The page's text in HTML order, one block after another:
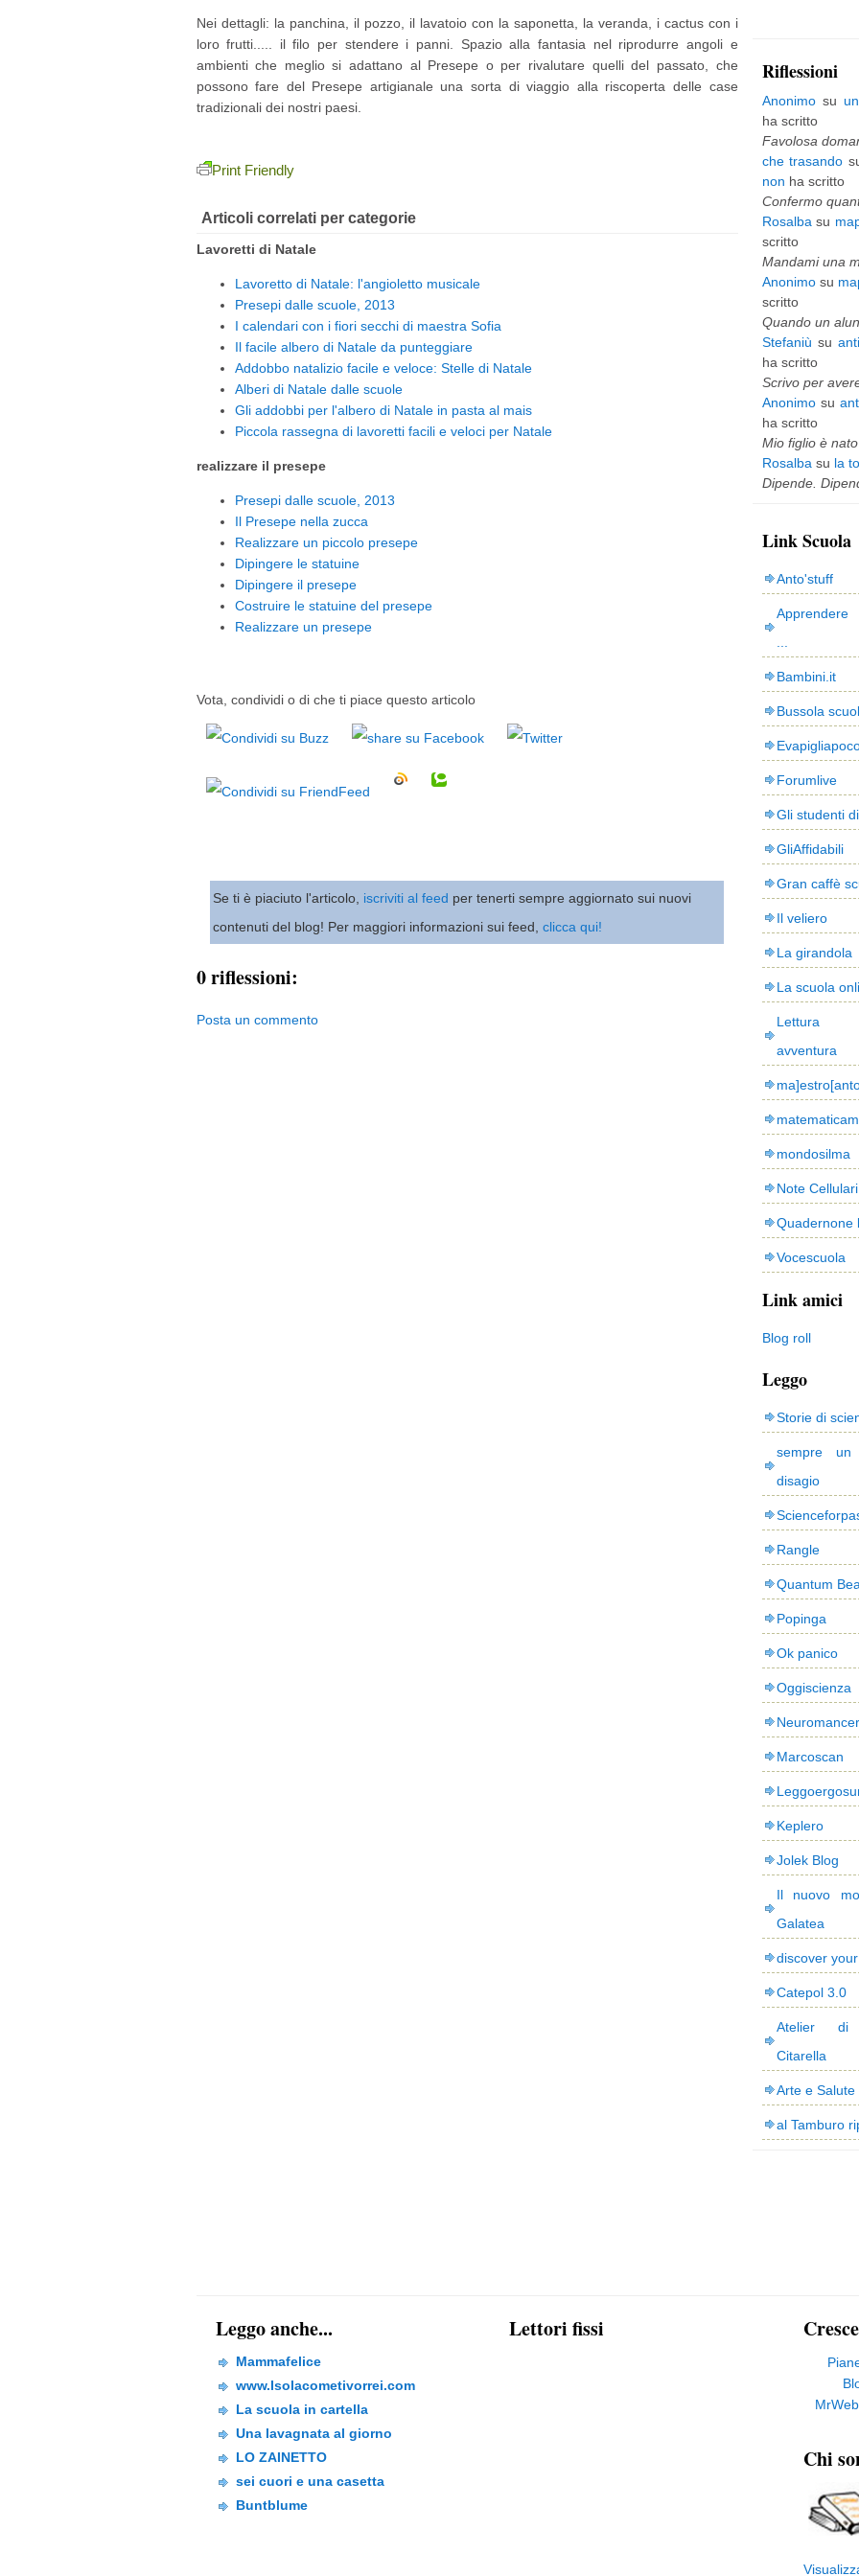
Nei dettagli: la panchina, il pozzo, il lavatoio con la saponetta, la veranda, i cactus con i
loro frutti..... il filo per stendere i panni. Spazio alla fantasia nel riprodurre angoli e
ambienti che meglio si adattano al Presepe o per rivalutare quelli del passato, che
possono fare del Presepe artigianale una sorta di viaggio alla riscoperta delle case
tradizionali dei nostri paesi.
Print Friendly
Articoli correlati per categorie
Lavoretti di Natale
Lavoretto di Natale: l'angioletto musicale
Presepi dalle scuole, 2013
I calendari con i fiori secchi di maestra Sofia
Il facile albero di Natale da punteggiare
Addobbo natalizio facile e veloce: Stelle di Natale
Alberi di Natale dalle scuole
Gli addobbi per l'albero di Natale in pasta al mais
Piccola rassegna di lavoretti facili e veloci per Natale
realizzare il presepe
Presepi dalle scuole, 2013
Il Presepe nella zucca
Realizzare un piccolo presepe
Dipingere le statuine
Dipingere il presepe
Costruire le statuine del presepe
Realizzare un presepe
Vota, condividi o di che ti piace questo articolo
Se ti è piaciuto l'articolo, iscriviti al feed per tenerti sempre aggiornato sui nuovi
contenuti del blog! Per maggiori informazioni sui feed, clicca qui!
0 riflessioni:
Posta un commento
p
ù
Riflessioni
Anonimosu
ha scritto
Favolosa
che trasando
non ha scritto
Confermo
Rosalba su
scritto
Mandami una
Anonimosu
scritto
Quando un
Stefaniù su
ha scritto
Scrivo per avere
Anonimosu
ha scritto
Mio figlio è nato
Rosalba su la
Dipende.
Link Scuola
Anto'stuff
Bambini.it
Bussola
Forumlive
Gli studenti
GliAffidabili
Gran caffè
Il veliero
La girandola
La scuola
avventura
mondosilma
Note Cellulari
Quadernone
Vocescuola
Link amici
Blog roll
Leggo
Storie di
sempre
disagio
Rangle
Quantum
Popinga
Ok panico
Oggiscienza
Neuromancer
Marcoscan
Keplero
Jolek Blog
Il nuovo
Galatea
discover
Catepol 3.0
Atelier di
Citarella
Arte e Salute
al Tamburo
Leggo anche...
Mammafelice
www.Isolacometivorrei.com
La scuola in cartella
Una lavagnata al giorno
LO ZAINETTO
sei cuori e una casetta
Buntblume
Lettori fissi
Chi